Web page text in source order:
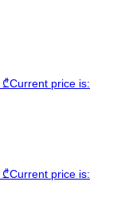
₾Current price is:
₾Current price is: